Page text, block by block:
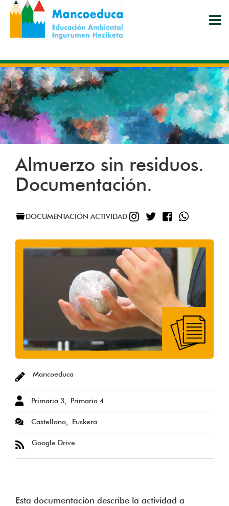
Pasar
contenido
principal
Almuerzo sin residuos.
Documentación.
DOCUMENTACIÓN ACTIVIDAD
Mancoeduca
Primaria 3 Primaria 4
Castellano Euskera
Google Drive
Esta documentación describe la actividad a